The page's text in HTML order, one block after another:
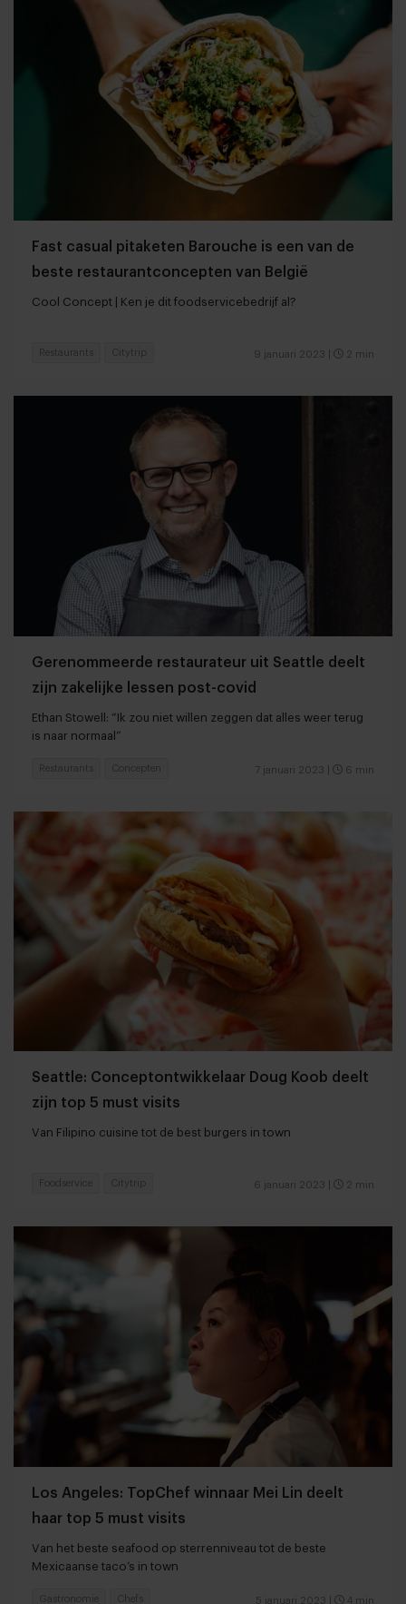
Fast casual pitaketen Barouche is een van de
beste restaurantconcepten van België
Cool Concept | Ken je dit foodservicebedrijf al?
9 januari 2023 2 min
Restaurants Citytrip
Gerenommeerde restaurateur uit Seattle deelt
zijn zakelijke lessen post-covid
Ethan Stowell: “Ik zou niet willen zeggen dat alles weer terug
is naar normaal”
7 januari 2023 6 min
Restaurants Concepten
Seattle: Conceptontwikkelaar Doug Koob deelt
zijn top 5 must visits
Van Filipino cuisine tot de best burgers in town
6 januari 2023 2 min
Foodservice Citytrip
Los Angeles: TopChef winnaar Mei Lin deelt
haar top 5 must visits
Van het beste seafood op sterrenniveau tot de beste
Mexicaanse taco’s in town
5 januari 2023 4 min
Gastronomie Chefs